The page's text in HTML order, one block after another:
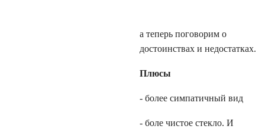
а теперь поговорим о
достоинствах и недостатках.
Плюсы
- более симпатичный вид
- боле чистое стекло. И